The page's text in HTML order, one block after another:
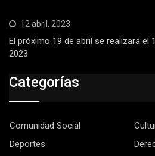
12 abril, 2023
El próximo 19 de abril se realizará el
2023
Categorías
Comunidad Social
Deportes